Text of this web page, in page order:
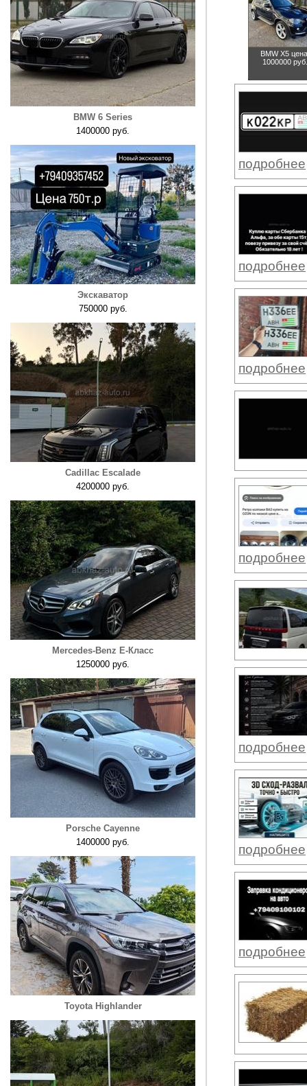
BMW 6 Series
1400000 руб.
Экскаватор
750000 руб.
Cadillac Escalade
4200000 руб.
Mercedes-Benz E-Класс
1250000 руб.
Porsche Cayenne
1400000 руб.
Toyota Highlander
BMW X5
1000000 руб.
подробнее
подробнее
подробнее
подробнее
подробнее
подробнее
подробнее